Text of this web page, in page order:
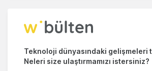
Teknoloji dünyasındaki gelişmeleri
Neleri size ulaştırmamızı istersiniz?